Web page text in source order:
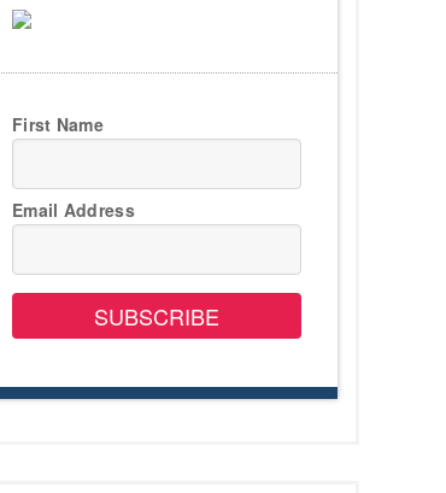
First Name
Email Address
SUBSCRIBE